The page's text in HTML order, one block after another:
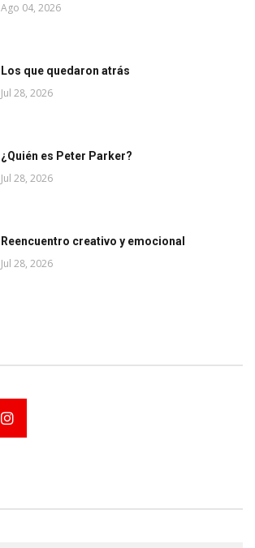
Ago 04, 2026
Los que quedaron atrás
Jul 28, 2026
¿Quién es Peter Parker?
Jul 28, 2026
Reencuentro creativo y emocional
Jul 28, 2026